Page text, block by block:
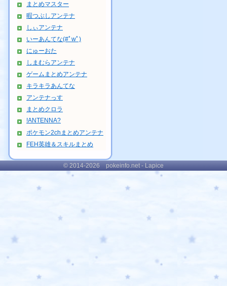
まとめマスター
暇つぶしアンテナ
しぃアンテナ
いーあんてな(#ﾟwﾟ)
にゅーおた
しまむらアンテナ
ゲームまとめアンテナ
キラキラあんてな
アンテナっす
まとめクロラ
!ANTENNA?
ポケモン2chまとめアンテナ
FEH英雄＆スキルまとめ
© 2014-2026 pokeinfo.net - Lapice